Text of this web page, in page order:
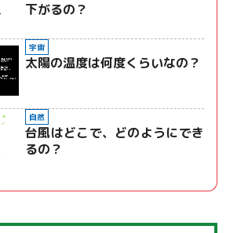
下がるの？
宇宙
太陽の温度は何度くらいなの？
自然
台風はどこで、どのようにでき
るの？